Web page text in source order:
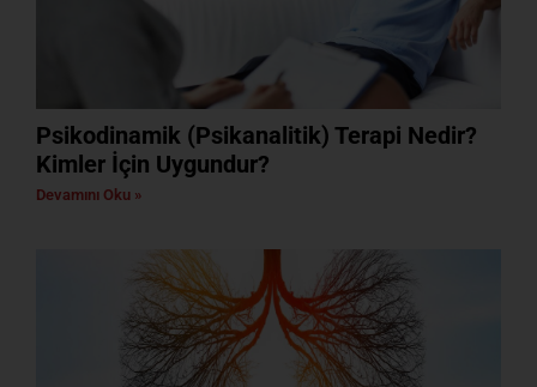
Psikodinamik (Psikanalitik) Terapi Nedir?
Kimler İçin Uygundur?
Devamını Oku »